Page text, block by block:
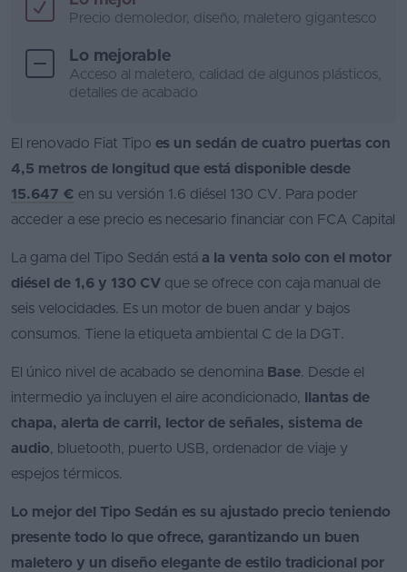
Precio demoledor, diseño, maletero gigantesco
Lo mejorable
Acceso al maletero, calidad de algunos plásticos,
detalles de acabado
El renovado Fiat Tipo es un sedán de cuatro puertas con
4,5 metros de longitud que está disponible desde
15.647 € en su versión 1.6 diésel 130 CV. Para poder
acceder a ese precio es necesario financiar con FCA Capital
La gama del Tipo Sedán está a la venta solo con el motor
diésel de 1,6 y 130 CV que se ofrece con caja manual de
seis velocidades. Es un motor de buen andar y bajos
consumos. Tiene la etiqueta ambiental C de la DGT.
El único nivel de acabado se denomina Base. Desde el
intermedio ya incluyen el aire acondicionado,
llantas de
chapa, alerta de carril, lector de señales, sistema de
audio, bluetooth, puerto USB, ordenador de viaje y
espejos térmicos.
Lo mejor del Tipo Sedán es su ajustado precio teniendo
presente todo lo que ofrece, garantizando un buen
maletero y un diseño elegante de estilo tradicional por